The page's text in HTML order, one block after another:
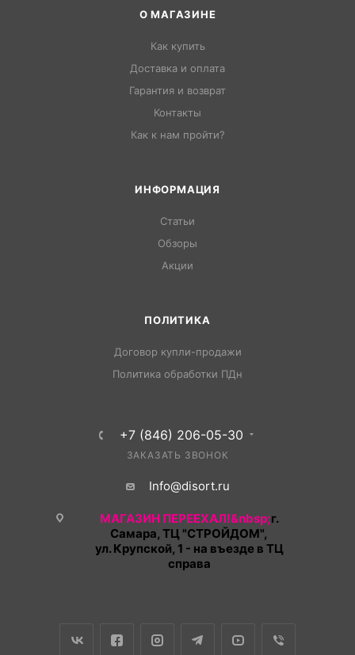
О МАГАЗИНЕ
Как купить
Доставка и оплата
Гарантия и возврат
Контакты
Как к нам пройти?
ИНФОРМАЦИЯ
Статьи
Обзоры
Акции
ПОЛИТИКА
Договор купли-продажи
Политика обработки ПДн
+7 (846) 206-05-30
ЗАКАЗАТЬ ЗВОНОК
Info@disort.ru
МАГАЗИН ПЕРЕЕХАЛ!&nbsp;г.
Самара, ТЦ "СТРОЙДОМ",
ул. Крупской, 1 - на въезде в ТЦ
справа